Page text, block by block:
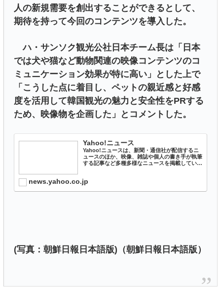
人の新規需要を創出することができるとして、
期待を持って今回のコンテンツを導入した。
ハ・サンソク観光公社日本チーム長は「日本
では犬や猫など動物関連の映像コンテンツのコ
ミュニケーション効果が特に高い」とした上で
「こうした点に着目し、ペットの親近感と好感
度を活用して韓国観光の魅力と安全性をPRする
ため、映像物を企画した」とコメントした。
Yahoo!ニュース
Yahoo!ニュースは、新聞・通信社が配信するニ
ュースのほか、映像、雑誌や個人の書き手が執筆
する記事など多種多様なニュースを掲載していま
news.yahoo.co.jp
(写真：朝鮮日報日本語版)（朝鮮日報日本語版）